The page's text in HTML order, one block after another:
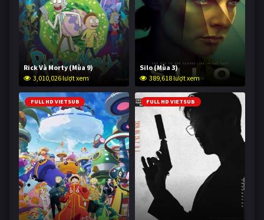
Rick Và Morty (Mùa 9)
3,010,026 lượt xem
Silo (Mùa 3)
389,618 lượt xem
FULL HD VIETSUB FULL HD VIETSUB